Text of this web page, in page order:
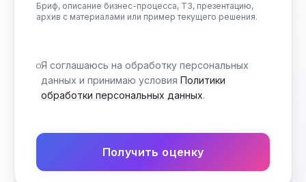
Бриф, описание бизнес-процесса, ТЗ, презентацию,
архив с материалами или пример текущего решения.
Я соглашаюсь на обработку персональных
данных и принимаю условия Политики
обработки персональных данных.
Получить оценку